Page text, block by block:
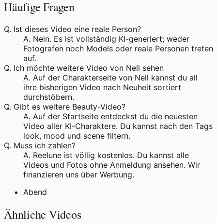
Häufige Fragen
Q. Ist dieses Video eine reale Person?
A. Nein. Es ist vollständig KI-generiert; weder
Fotografen noch Models oder reale Personen treten
auf.
Q. Ich möchte weitere Video von Nell sehen
A. Auf der Charakterseite von Nell kannst du all
ihre bisherigen Video nach Neuheit sortiert
durchstöbern.
Q. Gibt es weitere Beauty-Video?
A. Auf der Startseite entdeckst du die neuesten
Video aller KI-Charaktere. Du kannst nach den Tags
look, mood und scene filtern.
Q. Muss ich zahlen?
A. Reelune ist völlig kostenlos. Du kannst alle
Videos und Fotos ohne Anmeldung ansehen. Wir
finanzieren uns über Werbung.
Abend
Ähnliche Videos